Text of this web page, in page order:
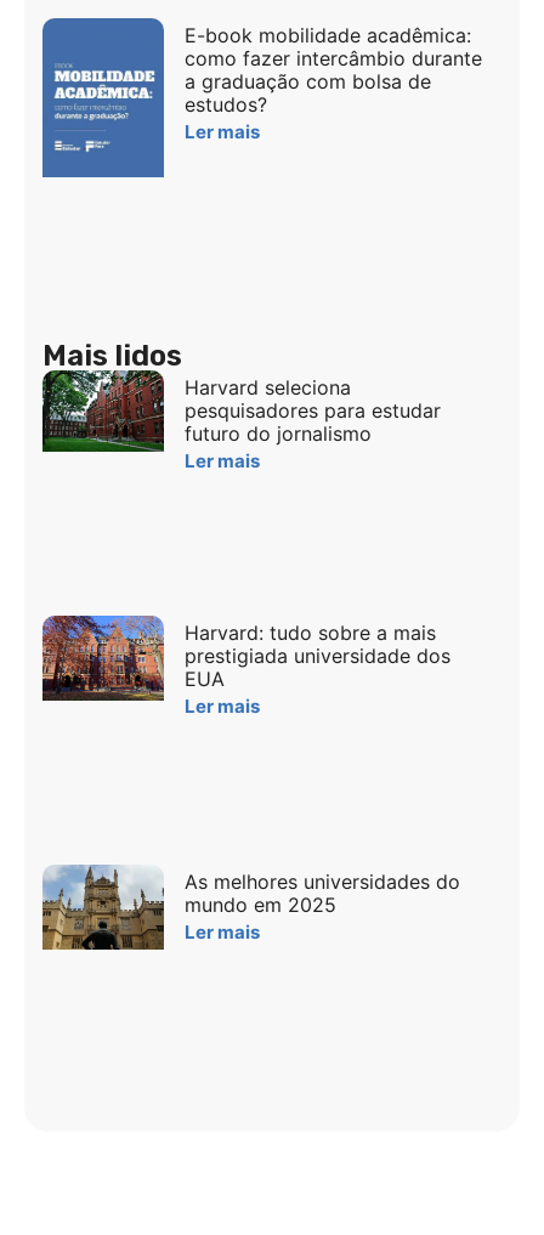
E-book mobilidade acadêmica:
como fazer intercâmbio durante
a graduação com bolsa de
estudos?
Ler mais
Mais lidos
Harvard seleciona
pesquisadores para estudar
futuro do jornalismo
Ler mais
Harvard: tudo sobre a mais
prestigiada universidade dos
EUA
Ler mais
As melhores universidades do
mundo em 2025
Ler mais